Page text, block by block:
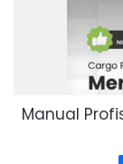
Manual